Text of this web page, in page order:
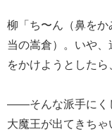
柳「ち〜ん（鼻を
当の嵩倉）。いや
をかけようとしたら
――そんな派手にく
大魔王が出てきちゃ